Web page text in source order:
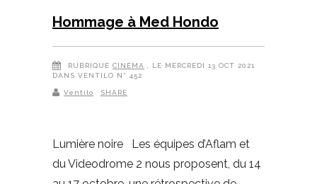
Hommage à Med Hondo
RUBRIQUE CINÉMA
, LE MERCREDI 13 OCT 2021
DANS VENTILO N° 452
Ventilo SHARE
Lumière noire Les équipes d’Aflam et
du Videodrome 2 nous proposent, du 14